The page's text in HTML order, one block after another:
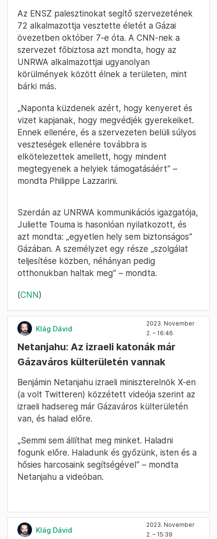
Az ENSZ palesztinokat segítő szervezetének
72 alkalmazottja vesztette életét a Gázai
övezetben október 7-e óta. A CNN-nek a
szervezet főbiztosa azt mondta, hogy az
UNRWA alkalmazottjai ugyanolyan
körülmények között élnek a területen, mint
bárki más.
„Naponta küzdenek azért, hogy kenyeret és
vizet kapjanak, hogy megvédjék gyerekeiket.
Ennek ellenére, és a szervezeten belüli súlyos
veszteségek ellenére továbbra is
elkötelezettek amellett, hogy mindent
megtegyenek a helyiek támogatásáért” –
mondta Philippe Lazzarini.
Szerdán az UNRWA kommunikációs igazgatója,
Juliette Touma is hasonlóan nyilatkozott, és
azt mondta: „egyetlen hely sem biztonságos”
Gázában. A személyzet egy része „szolgálat
teljesítése közben, néhányan pedig
otthonukban haltak meg” – mondta.
(CNN)
Klág Dávid
2023. November
2. – 16:46
Netanjahu: Az izraeli katonák már
Gázaváros külterületén vannak
Benjámin Netanjahu izraeli miniszterelnök X-en
(a volt Twitteren) közzétett videója szerint az
izraeli hadsereg már Gázaváros külterületén
van, és halad előre.
„Semmi sem állíthat meg minket. Haladni
fogunk előre. Haladunk és győzünk, isten és a
hősies harcosaink segítségével” – mondta
Netanjahu a videóban.
Klág Dávid
2023. November
2. – 15:39